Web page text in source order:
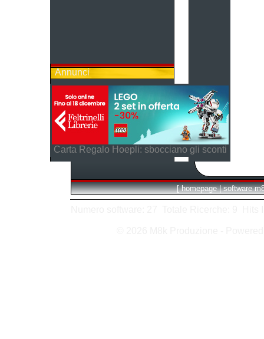
Annunci
Carta Regalo Hoepli: sbocciano gli sconti
[ homepage | software